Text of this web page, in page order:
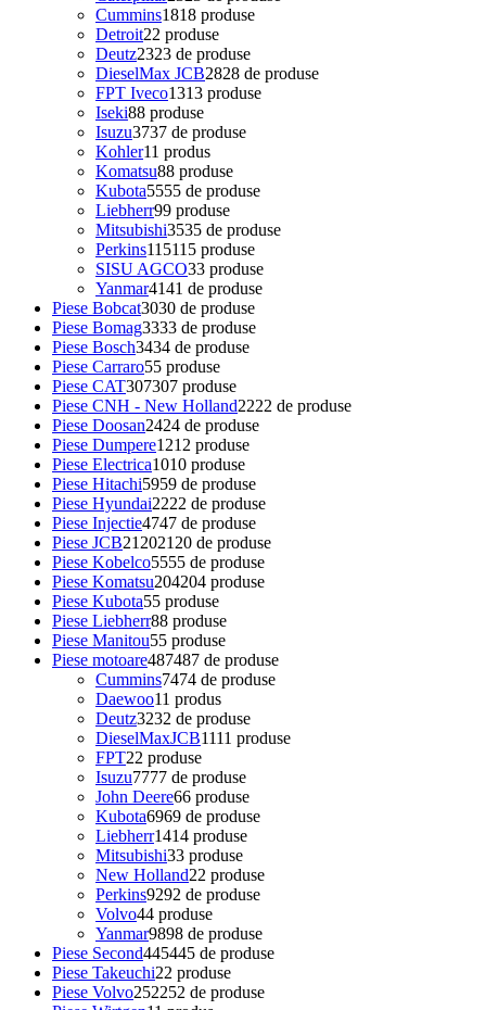
Cummins1818 produse
Detroit22 produse
Deutz2323 de produse
DieselMax JCB2828 de produse
FPT Iveco1313 produse
Iseki88 produse
Isuzu3737 de produse
Kohler11 produs
Komatsu88 produse
Kubota5555 de produse
Liebherr99 produse
Mitsubishi3535 de produse
Perkins115115 produse
SISU AGCO33 produse
Yanmar4141 de produse
Piese Bobcat3030 de produse
Piese Bomag3333 de produse
Piese Bosch3434 de produse
Piese Carraro55 produse
Piese CAT307307 produse
Piese CNH - New Holland2222 de produse
Piese Doosan2424 de produse
Piese Dumpere1212 produse
Piese Electrica1010 produse
Piese Hitachi5959 de produse
Piese Hyundai2222 de produse
Piese Injectie4747 de produse
Piese JCB21202120 de produse
Piese Kobelco5555 de produse
Piese Komatsu204204 produse
Piese Kubota55 produse
Piese Liebherr88 produse
Piese Manitou55 produse
Piese motoare487487 de produse
Cummins7474 de produse
Daewoo11 produs
Deutz3232 de produse
DieselMaxJCB1111 produse
FPT22 produse
Isuzu7777 de produse
John Deere66 produse
Kubota6969 de produse
Liebherr1414 produse
Mitsubishi33 produse
New Holland22 produse
Perkins9292 de produse
Volvo44 produse
Yanmar9898 de produse
Piese Second445445 de produse
Piese Takeuchi22 produse
Piese Volvo252252 de produse